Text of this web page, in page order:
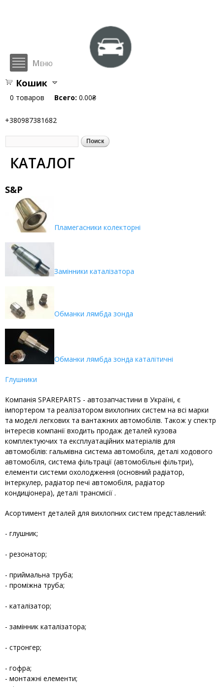
содержанию
hlop.com.ua
Меню
Кошик
0 товаров Всего: 0.00₴
+380987381682
Форма поиска
КАТАЛОГ
S&P
Пламегасники колекторні
Замінники каталізатора
Обманки лямбда зонда
Обманки лямбда зонда каталітичні
Глушники
Компанія SPAREPARTS - автозапчастини в Україні, є
імпортером та реалізатором вихлопних систем на всі марки
та моделі легкових та вантажних автомобілів. Також у спектр
інтересів компанії входить продаж деталей кузова
комплектуючих та експлуатаційних матеріалів для
автомобілів: гальмівна система автомобіля, деталі ходового
автомобіля, система фільтрації (автомобільні фільтри),
елементи системи охолодження (основний радіатор,
інтеркулер, радіатор печі автомобіля, радіатор
кондиціонера), деталі трансмісії .
Асортимент деталей для вихлопних систем представлений:
- глушник;
- резонатор;
- приймальна труба;
- проміжна труба;
- каталізатор;
- замінник каталізатора;
- стронгер;
- гофра;
- монтажні елементи;